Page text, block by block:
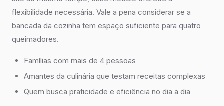
flexibilidade necessária. Vale a pena considerar se a
bancada da cozinha tem espaço suficiente para quatro
queimadores.
Famílias com mais de 4 pessoas
Amantes da culinária que testam receitas complexas
Quem busca praticidade e eficiência no dia a dia